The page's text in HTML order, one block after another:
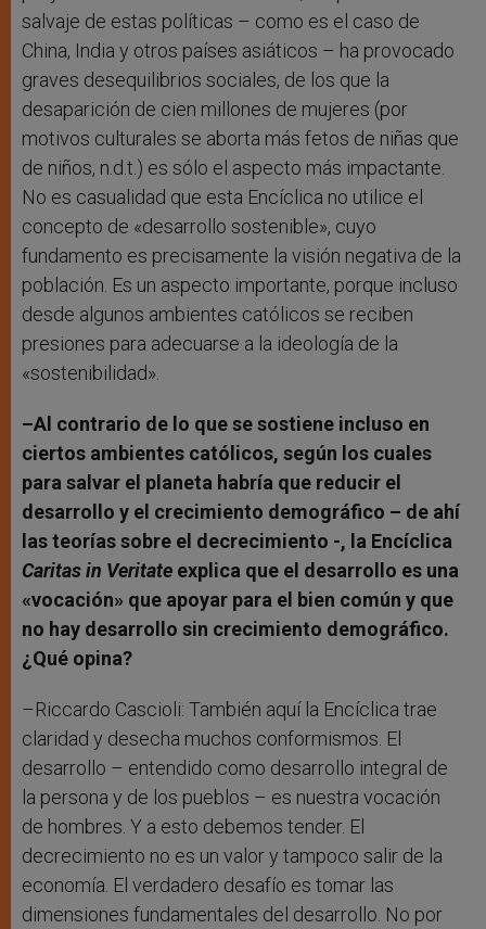
salvaje de estas políticas – como es el caso de
China, India y otros países asiáticos – ha provocado
graves desequilibrios sociales, de los que la
desaparición de cien millones de mujeres (por
motivos culturales se aborta más fetos de niñas que
de niños, n.d.t.) es sólo el aspecto más impactante.
No es casualidad que esta Encíclica no utilice el
concepto de «desarrollo sostenible», cuyo
fundamento es precisamente la visión negativa de la
población. Es un aspecto importante, porque incluso
desde algunos ambientes católicos se reciben
presiones para adecuarse a la ideología de la
«sostenibilidad».
–Al contrario de lo que se sostiene incluso en
ciertos ambientes católicos, según los cuales
para salvar el planeta habría que reducir el
desarrollo y el crecimiento demográfico – de ahí
las teorías sobre el decrecimiento -, la Encíclica
Caritas in Veritate explica que el desarrollo es una
«vocación» que apoyar para el bien común y que
no hay desarrollo sin crecimiento demográfico.
¿Qué opina?
–Riccardo Cascioli: También aquí la Encíclica trae
claridad y desecha muchos conformismos. El
desarrollo – entendido como desarrollo integral de
la persona y de los pueblos – es nuestra vocación
de hombres. Y a esto debemos tender. El
decrecimiento no es un valor y tampoco salir de la
economía. El verdadero desafío es tomar las
dimensiones fundamentales del desarrollo. No por